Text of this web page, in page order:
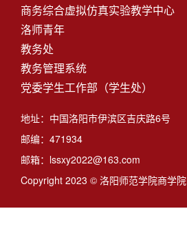
商务综合虚拟仿真实验教学中心
洛师青年
教务处
教务管理系统
党委学生工作部（学生处）
地址：中国洛阳市伊滨区吉庆路6号
邮编：471934
邮箱：lssxy2022@163.com
Copyright 2023 © 洛阳师范学院商学院